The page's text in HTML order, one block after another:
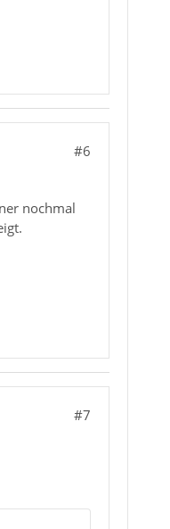
#6
nochmal
#7